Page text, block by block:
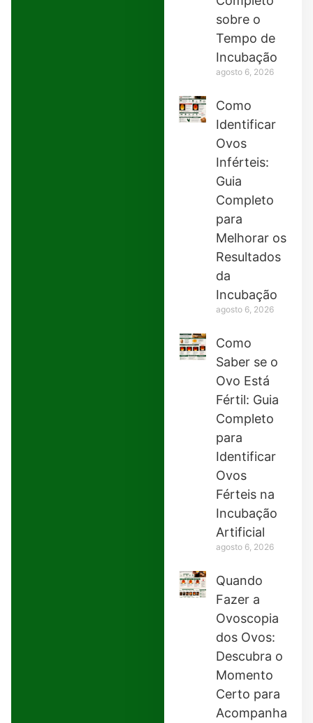
sobre o
Tempo de
Incubação
agosto 6, 2026
Como
Identificar
Ovos
Inférteis:
Guia
Completo
para
Melhorar os
Resultados
da
Incubação
agosto 6, 2026
Como
Saber se o
Ovo Está
Fértil: Guia
Completo
para
Identificar
Ovos
Férteis na
Incubação
Artificial
agosto 6, 2026
Quando
Fazer a
Ovoscopia
dos Ovos:
Descubra o
Momento
Certo para
Acompanhar